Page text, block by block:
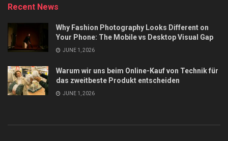
Recent News
Why Fashion Photography Looks Different on
Your Phone: The Mobile vs Desktop Visual Gap
JUNE 1, 2026
Warum wir uns beim Online-Kauf von Technik für
das zweitbeste Produkt entscheiden
JUNE 1, 2026